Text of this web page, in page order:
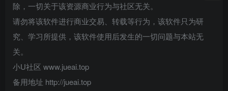
除，一切关于该资源商业行为与社区无关。
请勿将该软件进行商业交易、转载等行为，该软件只为研
究、学习所提供，该软件使用后发生的一切问题与本站无
关。
小U社区 www.jueai.top
备用地址 http://jueai.top